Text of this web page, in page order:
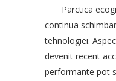
Parctica
continua
tehnologiei.
devenit recent
performante pot